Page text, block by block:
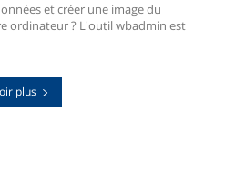
et créer une image du
ordinateur ? L'outil wbadmin est
plus